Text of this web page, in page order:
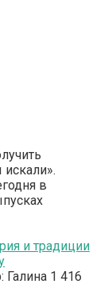
в
и традиции
Галина 1 416